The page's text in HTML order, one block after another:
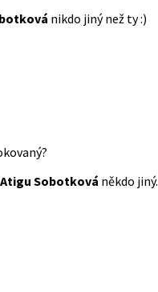
nikdo jiný než ty :)
Sobotková někdo jiný.